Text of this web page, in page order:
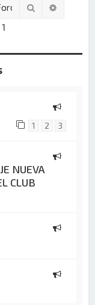
Buscar
1
1 2 3
NUEVA
CLUB